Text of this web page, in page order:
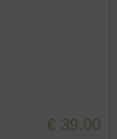
€ 39.00